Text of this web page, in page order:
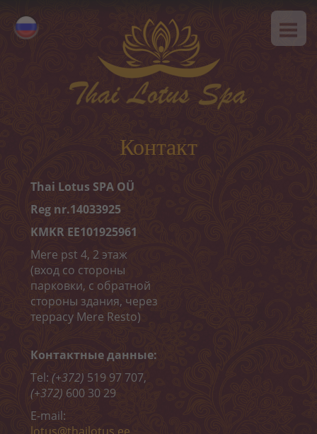
Eesti
О НАС
SPA-программы
Тайские программы
Уход за лицом
Пилинги
Обертывания
Депиляция
ОНЛАЙН-ЗАПИСЬ
Контакт
Thai Lotus SPA OÜ
Reg nr.14033925
KMKR EE101925961
Mere pst 4, 2 этаж
(вход со стороны
парковки, с обратной
стороны здания, через
террасу Mere Resto)
Контактные данные:
Tel: (+372) 519 97 707,
(+372) 600 30 29
E-mail:
lotus@thailotus.ee